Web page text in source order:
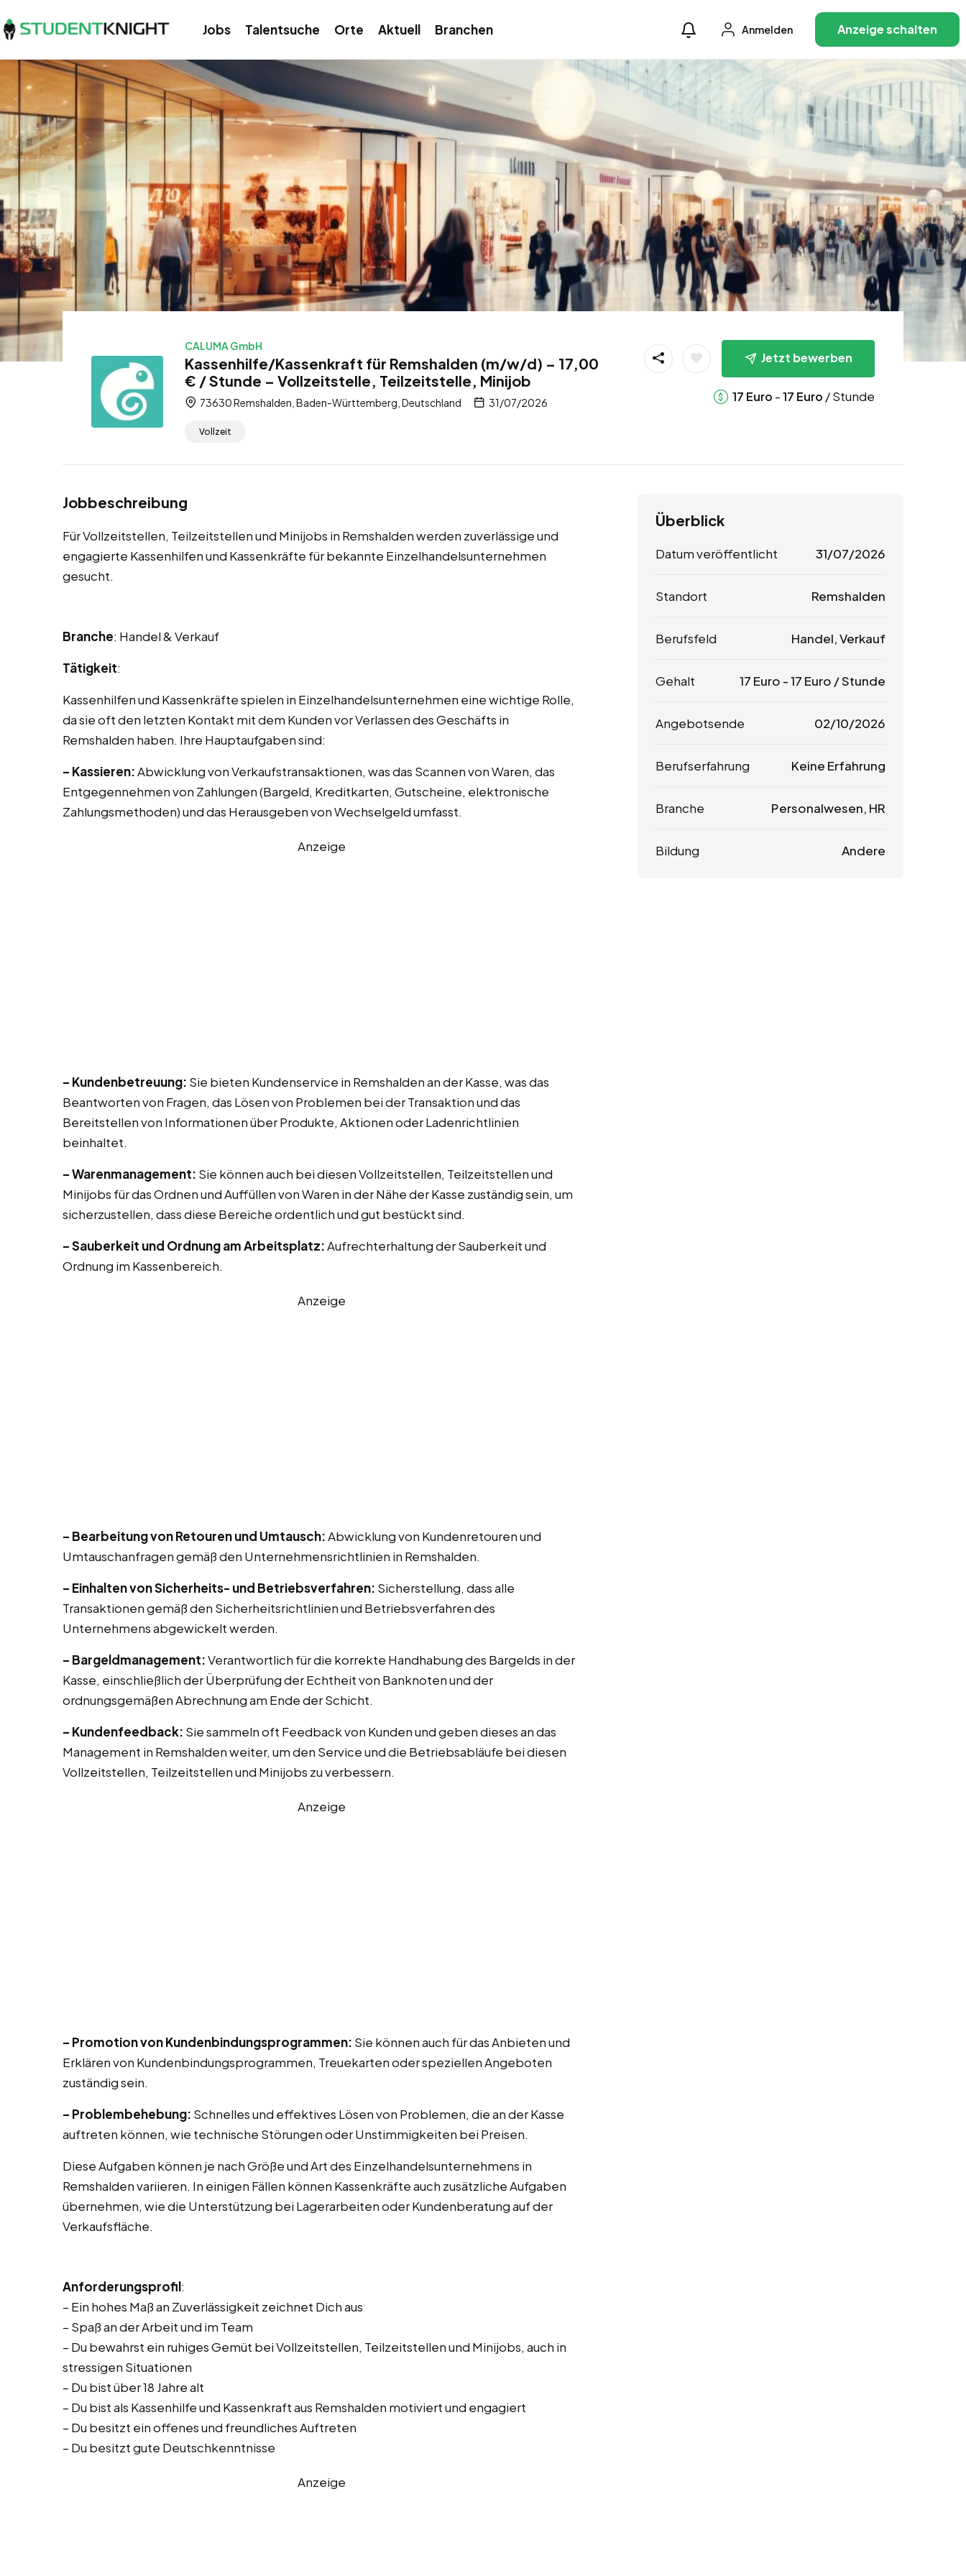
Jobs Talentsuche Orte Aktuell Branchen Anmelden Anzeige schalten
CALUMA GmbH
Kassenhilfe/Kassenkraft für Remshalden (m/w/d) – 17,00
€ / Stunde – Vollzeitstelle, Teilzeitstelle, Minijob
73630 Remshalden, Baden-Württemberg, Deutschland 31/07/2026
Vollzeit
Jetzt bewerben
17 Euro -17 Euro / Stunde
Jobbeschreibung
Für Vollzeitstellen, Teilzeitstellen und Minijobs in Remshalden werden zuverlässige und
engagierte Kassenhilfen und Kassenkräfte für bekannte Einzelhandelsunternehmen
gesucht.
Branche: Handel & Verkauf
Tätigkeit:
Kassenhilfen und Kassenkräfte spielen in Einzelhandelsunternehmen eine wichtige Rolle,
da sie oft den letzten Kontakt mit dem Kunden vor Verlassen des Geschäfts in
Remshalden haben. Ihre Hauptaufgaben sind:
– Kassieren:Abwicklung von Verkaufstransaktionen, was das Scannen von Waren, das
Entgegennehmen von Zahlungen (Bargeld, Kreditkarten, Gutscheine, elektronische
Zahlungsmethoden) und das Herausgeben von Wechselgeld umfasst.
Anzeige
– Kundenbetreuung: Sie bieten Kundenservice in Remshalden an der Kasse, was das
Beantworten von Fragen, das Lösen von Problemen bei der Transaktion und das
Bereitstellen von Informationen über Produkte, Aktionen oder Ladenrichtlinien
beinhaltet.
– Warenmanagement: Sie können auch bei diesen Vollzeitstellen, Teilzeitstellen und
Minijobs für das Ordnen und Auffüllen von Waren in der Nähe der Kasse zuständig sein, um
sicherzustellen, dass diese Bereiche ordentlich und gut bestückt sind.
– Sauberkeit und Ordnung am Arbeitsplatz:Aufrechterhaltung der Sauberkeit und
Ordnung im Kassenbereich.
Anzeige
– Bearbeitung von Retouren und Umtausch:Abwicklung von Kundenretouren und
Umtauschanfragen gemäß den Unternehmensrichtlinien in Remshalden.
– Einhalten von Sicherheits- und Betriebsverfahren: Sicherstellung, dass alle
Transaktionen gemäß den Sicherheitsrichtlinien und Betriebsverfahren des
Unternehmens abgewickelt werden.
– Bargeldmanagement:Verantwortlich für die korrekte Handhabung des Bargelds in der
Kasse, einschließlich der Überprüfung der Echtheit von Banknoten und der
ordnungsgemäßen Abrechnung am Ende der Schicht.
– Kundenfeedback: Sie sammeln oft Feedback von Kunden und geben dieses an das
Management in Remshalden weiter, um den Service und die Betriebsabläufe bei diesen
Vollzeitstellen, Teilzeitstellen und Minijobs zu verbessern.
Anzeige
– Promotion von Kundenbindungsprogrammen: Sie können auch für das Anbieten und
Erklären von Kundenbindungsprogrammen, Treuekarten oder speziellen Angeboten
zuständig sein.
– Problembehebung: Schnelles und effektives Lösen von Problemen, die an der Kasse
auftreten können, wie technische Störungen oder Unstimmigkeiten bei Preisen.
Diese Aufgaben können je nach Größe und Art des Einzelhandelsunternehmens in
Remshalden variieren. In einigen Fällen können Kassenkräfte auch zusätzliche Aufgaben
übernehmen, wie die Unterstützung bei Lagerarbeiten oder Kundenberatung auf der
Verkaufsfläche.
Anforderungsprofil:
– Ein hohes Maß an Zuverlässigkeit zeichnet Dich aus
– Spaß an der Arbeit und im Team
– Du bewahrst ein ruhiges Gemüt bei Vollzeitstellen, Teilzeitstellen und Minijobs, auch in
stressigen Situationen
– Du bist über 18 Jahre alt
– Du bist als Kassenhilfe und Kassenkraft aus Remshalden motiviert und engagiert
– Du besitzt ein offenes und freundliches Auftreten
– Du besitzt gute Deutschkenntnisse
Anzeige
Überblick
Datum veröffentlicht 31/07/2026
Standort Remshalden
Berufsfeld Handel, Verkauf
Gehalt 17 Euro -17 Euro / Stunde
Angebotsende 02/10/2026
Berufserfahrung Keine Erfahrung
Branche Personalwesen, HR
Bildung Andere